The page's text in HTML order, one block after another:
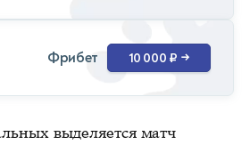
Фрибет 10 000 ₽ →
выделяется матч